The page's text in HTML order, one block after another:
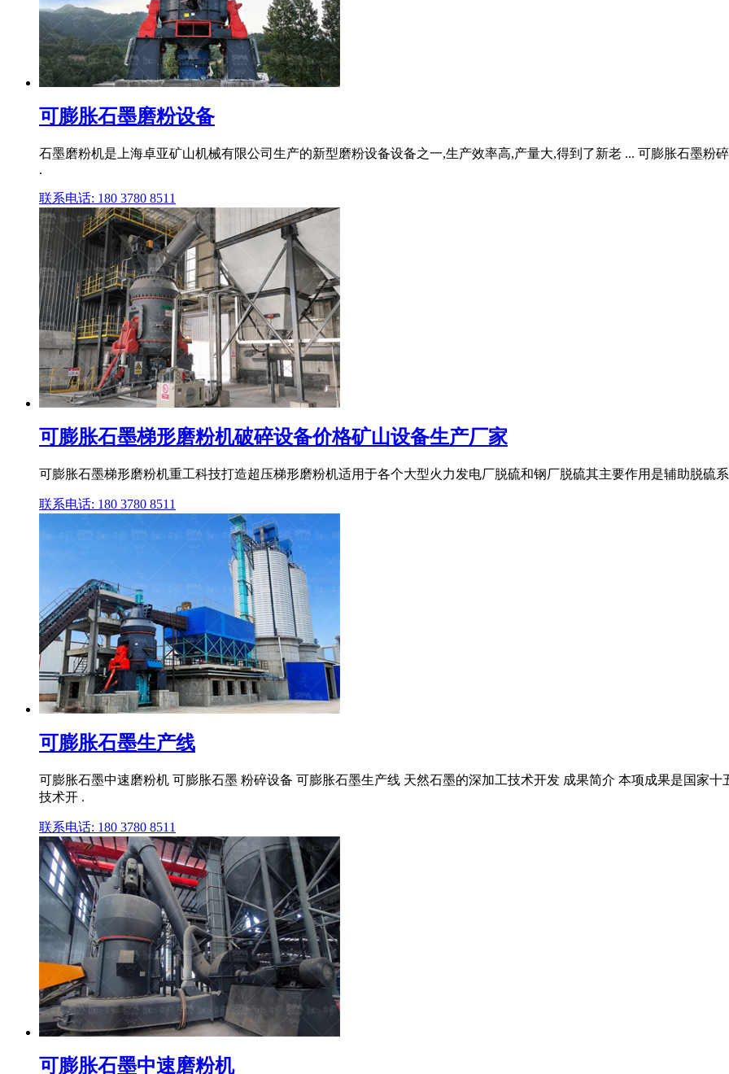
可膨胀石墨磨粉设备
石墨磨粉机是上海卓亚矿山机械有限公司生产的新型磨粉设备设备之一,生产效率高,产量大,得到了新老 ... 可膨胀石墨粉
.
联系电话: 180 3780 8511
可膨胀石墨梯形磨粉机破碎设备价格矿山设备生产厂家
可膨胀石墨梯形磨粉机重工科技打造超压梯形磨粉机适用于各个大型火力发电厂脱硫和钢厂脱硫其主要作用是辅助脱硫
联系电话: 180 3780 8511
可膨胀石墨生产线
可膨胀石墨中速磨粉机 可膨胀石墨 粉碎设备 可膨胀石墨生产线 天然石墨的深加工技术开发 成果简介 本项成果是国家
技术开 .
联系电话: 180 3780 8511
可膨胀石墨中速磨粉机